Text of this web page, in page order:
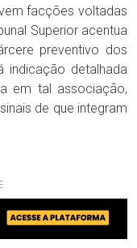
facções voltadas
Superior acentua
preventivo dos
indicação detalhada
em tal associação,
de que integram